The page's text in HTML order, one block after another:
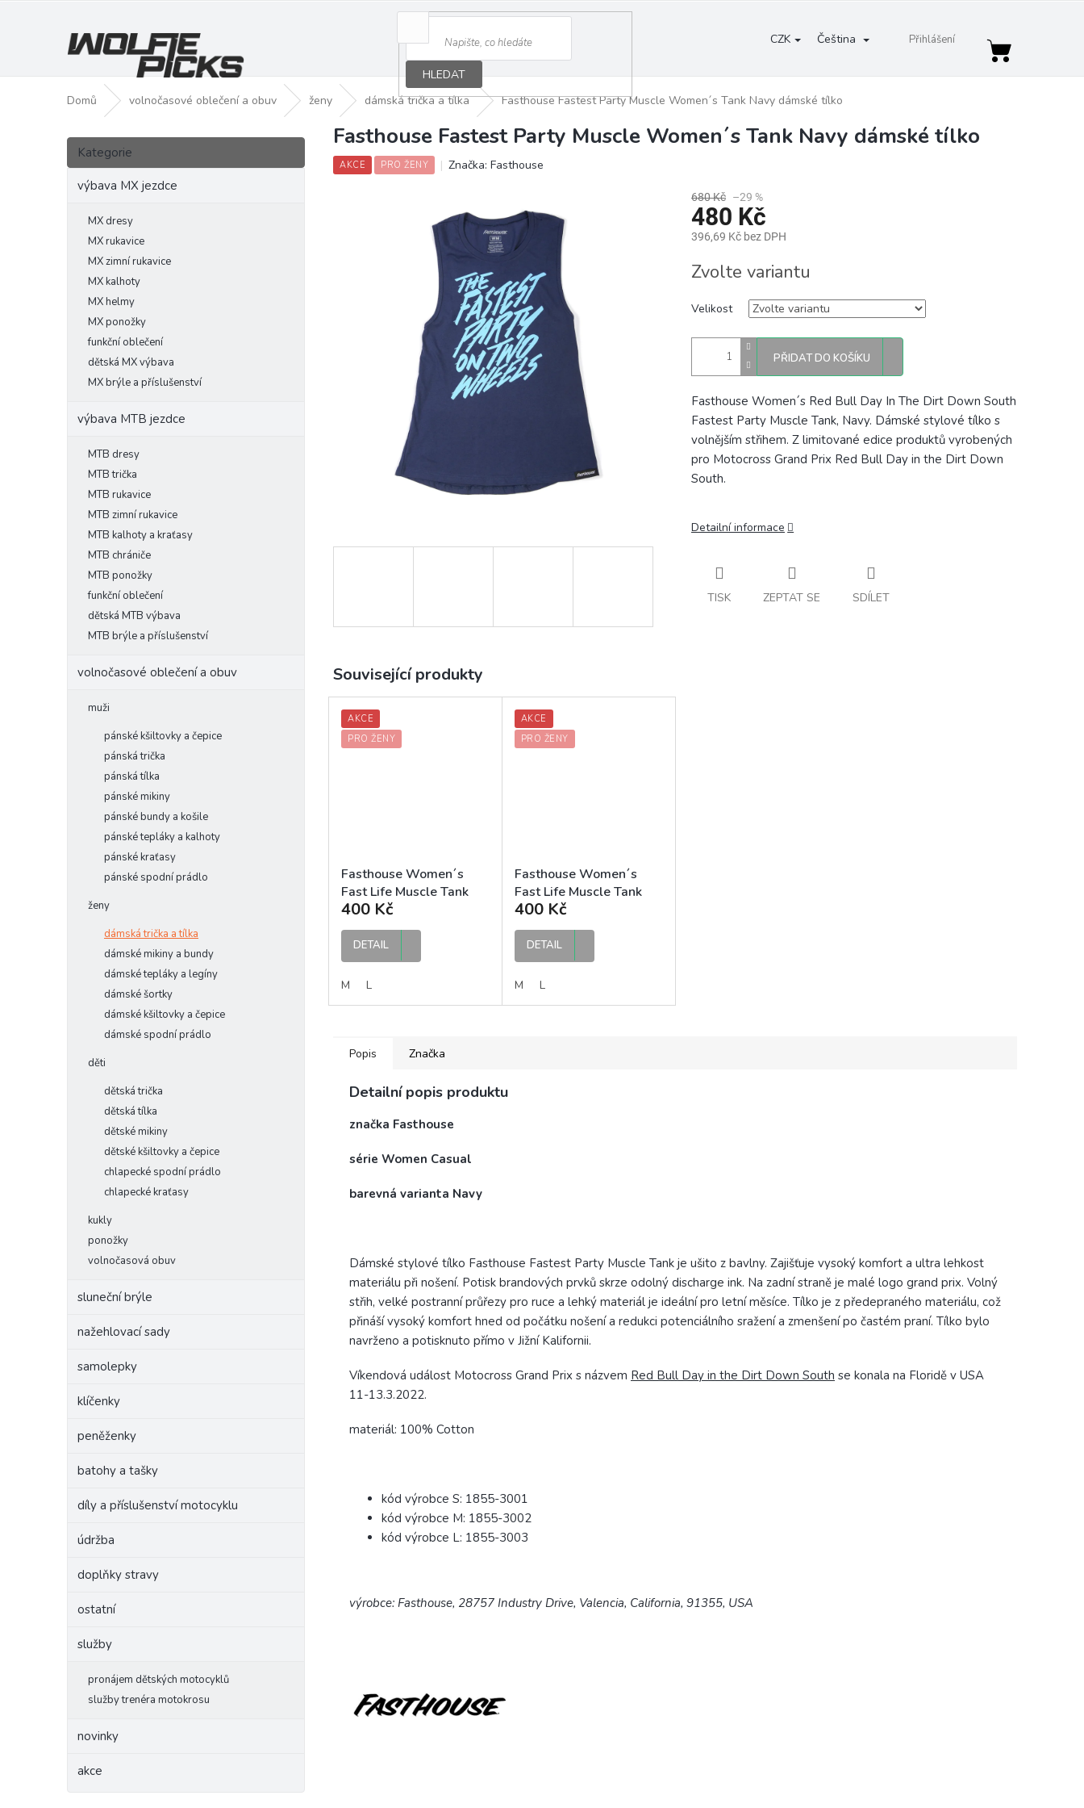
CZK Čeština Přihlášení
HLEDAT
Nákupní
Domů volnočasové oblečení a obuv ženy dámská trička a tílka Fasthouse Fastest Party Muscle Women´s Tank Navy dámské tílko
P
s
Přeskočit
kategorie
Kategorie
výbava MX jezdce
MX dresy
MX rukavice
MX zimní rukavice
MX kalhoty
MX helmy
MX ponožky
funkční oblečení
dětská MX výbava
MX brýle a příslušenství
výbava MTB jezdce
MTB dresy
MTB trička
MTB rukavice
MTB zimní rukavice
MTB kalhoty a kraťasy
MTB chrániče
MTB ponožky
funkční oblečení
dětská MTB výbava
MTB brýle a příslušenství
volnočasové oblečení a obuv
muži
pánské kšiltovky a čepice
pánská trička
pánská tílka
pánské mikiny
pánské bundy a košile
pánské tepláky a kalhoty
pánské kraťasy
pánské spodní prádlo
ženy
dámská trička a tílka
dámské mikiny a bundy
dámské tepláky a legíny
dámské šortky
dámské kšiltovky a čepice
dámské spodní prádlo
děti
dětská trička
dětská tílka
dětské mikiny
dětské kšiltovky a čepice
chlapecké spodní prádlo
chlapecké kraťasy
kukly
ponožky
volnočasová obuv
sluneční brýle
nažehlovací sady
samolepky
klíčenky
peněženky
batohy a tašky
díly a příslušenství motocyklu
údržba
doplňky stravy
ostatní
služby
pronájem dětských motocyklů
služby trenéra motokrosu
novinky
akce
Fasthouse Fastest Party Muscle Women´s Tank Navy dámské tílko
AKCE PRO ŽENY Značka: Fasthouse
680 Kč –29 %
480 Kč
396,69 Kč bez DPH
cena:
Zvolte variantu
Velikost
PŘIDAT DO KOŠÍKU
Fasthouse Women´s Red Bull Day In The Dirt Down South
Fastest Party Muscle Tank, Navy. Dámské stylové tílko s
volnějším střihem. Z limitované edice produktů vyrobených
pro Motocross Grand Prix Red Bull Day in the Dirt Down
South.
Detailní informace
TISK ZEPTAT SE SDÍLET
Související produkty
AKCE
PRO ŽENY
Fasthouse Women´s
Fast Life Muscle Tank
White dámské tílko
400 Kč
DETAIL
M L
AKCE
PRO ŽENY
Fasthouse Women´s
Fast Life Muscle Tank
Black dámské tílko
400 Kč
DETAIL
M L
Popis Značka
Detailní popis produktu
značka Fasthouse
série Women Casual
barevná varianta Navy
Dámské stylové tílko Fasthouse Fastest Party Muscle Tank je ušito z bavlny. Zajišťuje vysoký komfort a ultra lehkost
materiálu při nošení. Potisk brandových prvků skrze odolný discharge ink. Na zadní straně je malé logo grand prix. Volný
střih, velké postranní průřezy pro ruce a lehký materiál je ideální pro letní měsíce. Tílko je z předepraného materiálu, což
přináší vysoký komfort hned od počátku nošení a redukci potenciálního sražení a zmenšení po častém praní. Tílko bylo
navrženo a potisknuto přímo v Jižní Kalifornii.
Víkendová událost Motocross Grand Prix s názvem Red Bull Day in the Dirt Down South se konala na Floridě v USA
11-13.3.2022.
materiál: 100% Cotton
kód výrobce S: 1855-3001
kód výrobce M: 1855-3002
kód výrobce L: 1855-3003
výrobce: Fasthouse, 28757 Industry Drive, Valencia, California, 91355, USA